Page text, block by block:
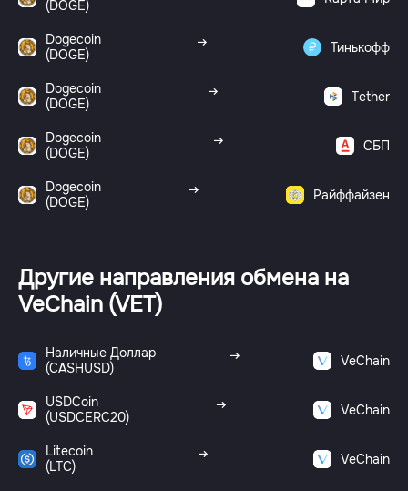
(DOGE)
Dogecoin
(DOGE)
Тинькофф
Dogecoin
(DOGE)
Tether
Dogecoin
(DOGE)
СБП
Dogecoin
(DOGE)
Райффайзен
Другие направления обмена на
VeChain (VET)
Наличные Доллар
(CASHUSD)
VeChain
USDCoin
(USDCERC20)
VeChain
Litecoin
(LTC)
VeChain